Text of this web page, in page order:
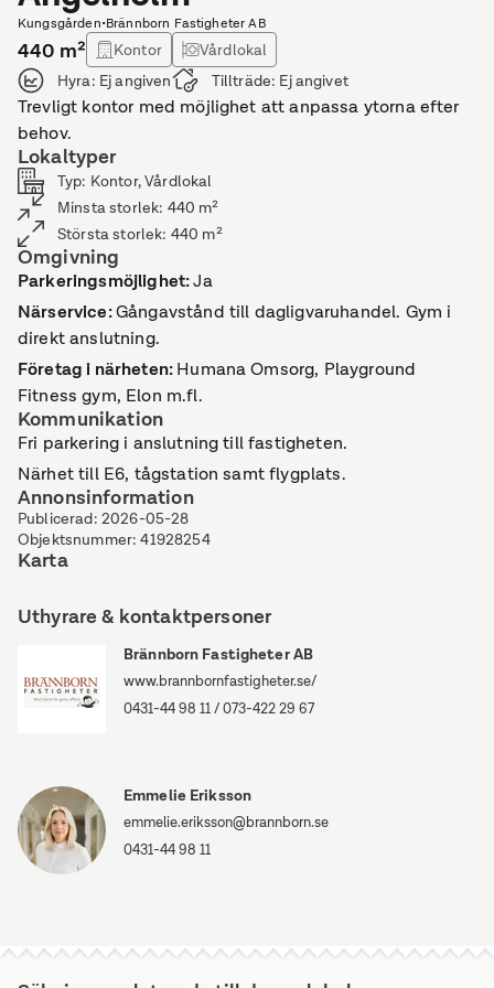
Kungsgården•Brännborn Fastigheter AB
440 m² Kontor
Vårdlokal
Hyra: Ej angiven Tillträde: Ej angivet
Trevligt kontor med möjlighet att anpassa ytorna efter
behov.
Lokaltyper
Typ: Kontor, Vårdlokal
Minsta storlek: 440 m²
Största storlek: 440 m²
Omgivning
Parkeringsmöjlighet:Ja
Närservice:Gångavstånd till dagligvaruhandel. Gym i
direkt anslutning.
Företag i närheten:Humana Omsorg, Playground
Fitness gym, Elon m.fl.
Kommunikation
Fri parkering i anslutning till fastigheten.
Närhet till E6, tågstation samt flygplats.
Annonsinformation
Publicerad: 2026-05-28
Objektsnummer:41928254
Karta
Uthyrare & kontaktpersoner
Brännborn Fastigheter AB
www.brannbornfastigheter.se/
0431-44 98 11/073-422 29 67
Emmelie Eriksson
emmelie.eriksson@brannborn.se
0431-44 98 11